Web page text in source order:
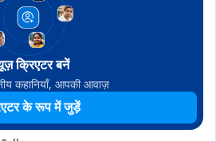
क्रिएटर बनें
कहानियाँ, आपकी आवाज़
के रूप में जुड़ें